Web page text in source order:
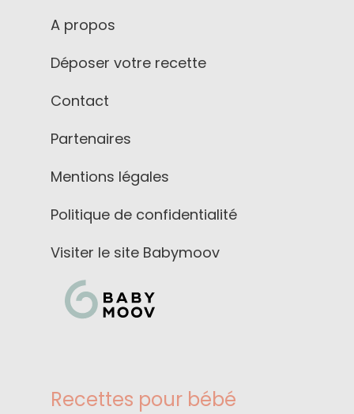
A propos
Déposer votre recette
Contact
Partenaires
Mentions légales
Politique de confidentialité
Visiter le site Babymoov
Recettes pour bébé